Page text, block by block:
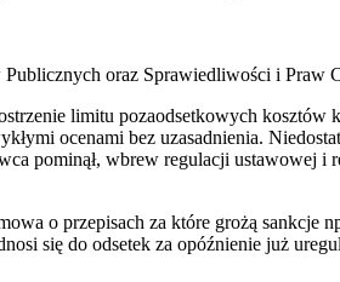
oraz Sprawiedliwości i Praw
limitu pozaodsetkowych
ocenami bez uzasadnienia.
pominął, wbrew regulacji ustawowej i
o przepisach za które grożą
się do odsetek za opóźnienie już